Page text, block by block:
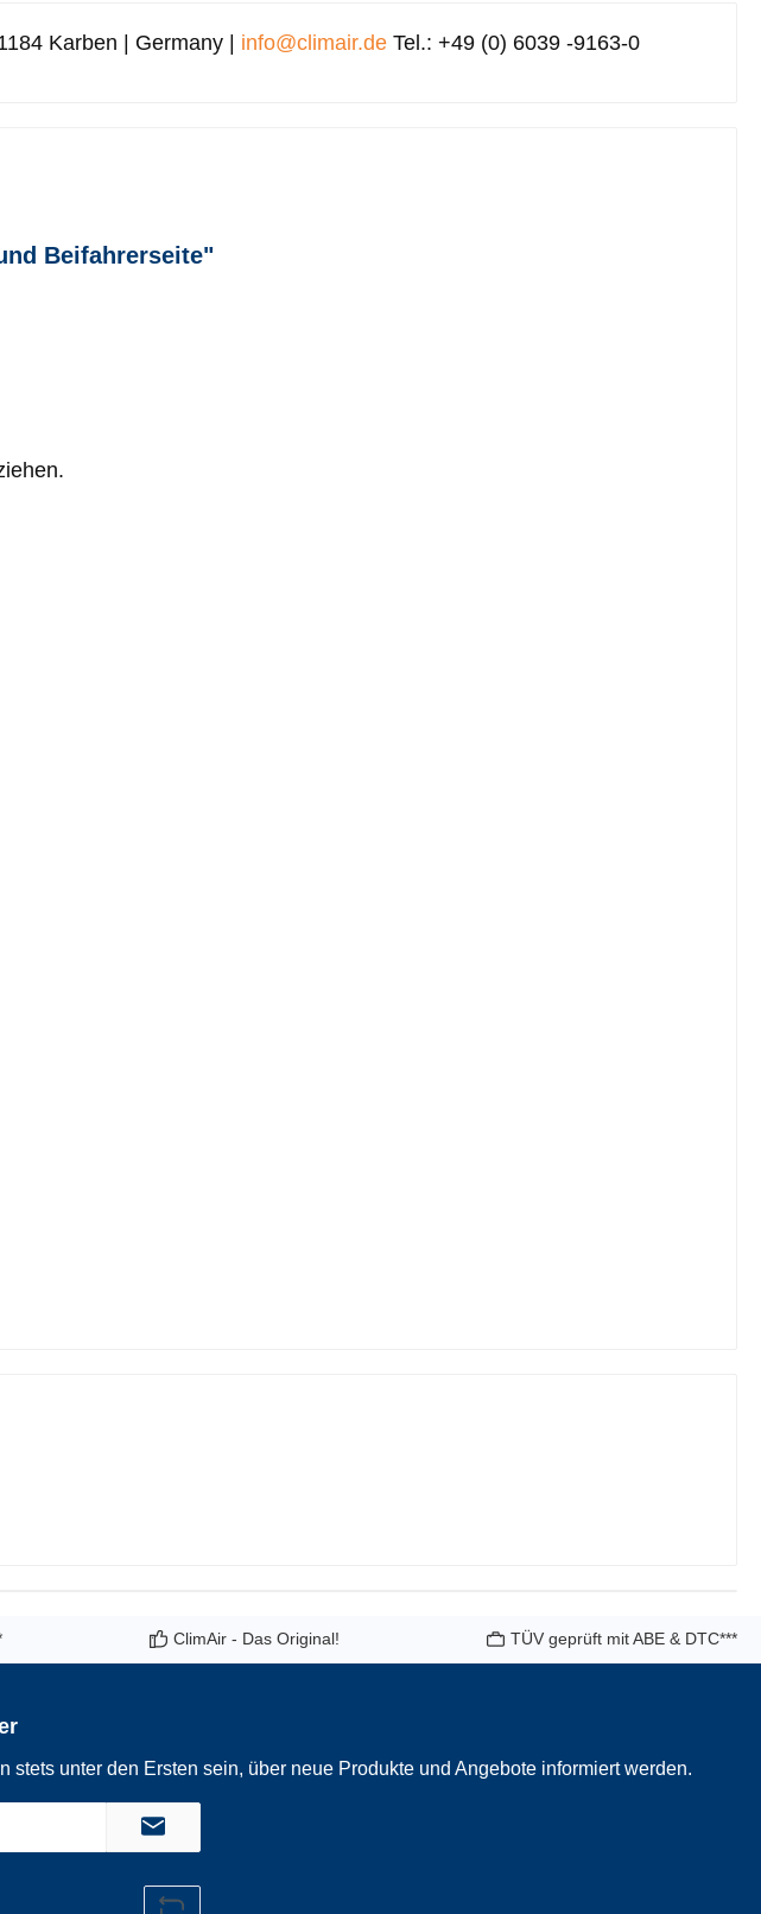
Karben | Germany | info@climair.de Tel.: +49 (0) 6039 -9163-0
Beifahrerseite"
ClimAir - Das Original! TÜV geprüft mit ABE & DTC***
unter den Ersten sein, über neue Produkte und Angebote informiert werden.